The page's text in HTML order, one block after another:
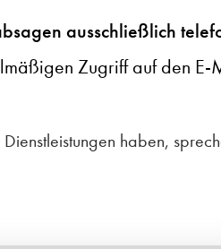
ausschließlich
Zugriff auf den
haben,